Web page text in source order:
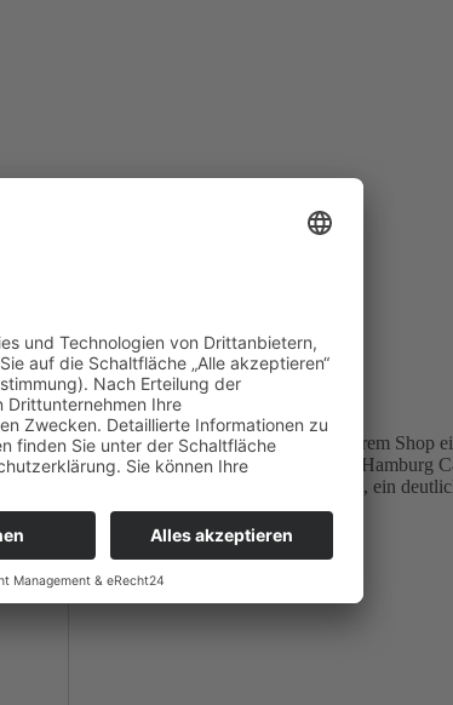
für Eure Liebsten bereits in unserem Shop
eher unser aktuelles Produkt des Monats an: Hamburg
bei, ein Jahr, das schon jetzt verspricht, ein
uns auf Euch.